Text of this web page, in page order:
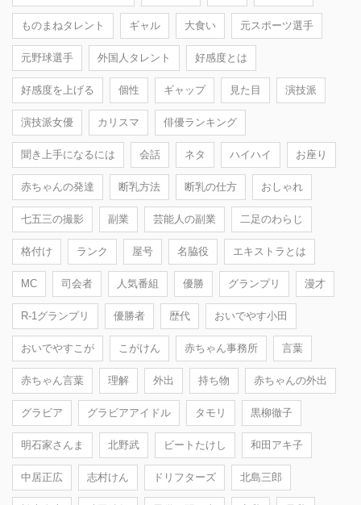
ものまねタレント ギャル 大食い 元スポーツ選手
元野球選手 外国人タレント 好感度とは
好感度を上げる 個性 ギャップ 見た目 演技派
演技派女優 カリスマ 俳優ランキング
聞き上手になるには 会話 ネタ ハイハイ お座り
赤ちゃんの発達 断乳方法 断乳の仕方 おしゃれ
七五三の撮影 副業 芸能人の副業 二足のわらじ
格付け ランク 屋号 名脇役 エキストラとは
MC 司会者 人気番組 優勝 グランプリ 漫才
R-1グランプリ 優勝者 歴代 おいでやす小田
おいでやすこが こがけん 赤ちゃん事務所 言葉
赤ちゃん言葉 理解 外出 持ち物 赤ちゃんの外出
グラビア グラビアアイドル タモリ 黒柳徹子
明石家さんま 北野武 ビートたけし 和田アキ子
中居正広 志村けん ドリフターズ 北島三郎